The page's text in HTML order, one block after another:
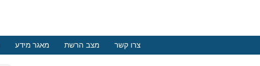
מאגר מידע מצב הרשת צרו קשר